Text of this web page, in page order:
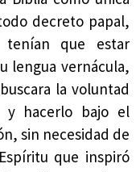
decreto papal,
que estar
lengua vernácula,
la voluntad
y hacerlo bajo el
sin necesidad de
que inspiró